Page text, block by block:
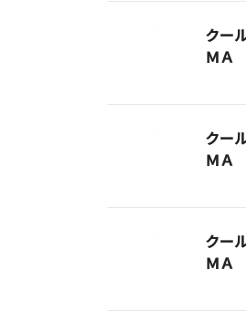
クー
ＭＡ
クー
ＭＡ
クー
ＭＡ